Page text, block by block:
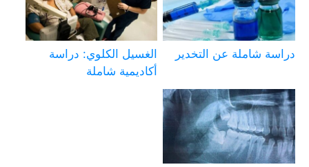
دراسة شاملة عن التخدير
الغسيل الكلوي: دراسة
أكاديمية شاملة